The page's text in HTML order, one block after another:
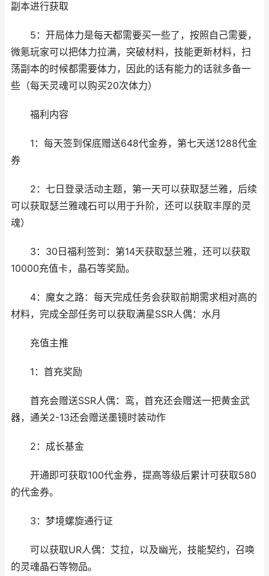
副本进行获取
5：开局体力是每天都需要买一些了，按照自己需要，
微氪玩家可以把体力拉满，突破材料，技能更新材料，扫
荡副本的时候都需要体力，因此的话有能力的话就多备一
些（每天灵魂可以购买20次体力）
福利内容
1：每天签到保底赠送648代金券，第七天送1288代金
券
2：七日登录活动主题，第一天可以获取瑟兰雅，后续
可以获取瑟兰雅魂石可以用于升阶，还可以获取丰厚的灵
魂）
3：30日福利签到：第14天获取瑟兰雅，还可以获取
10000充值卡，晶石等奖励。
4：魔女之路：每天完成任务会获取前期需求相对高的
材料，完成全部任务可以获取满星SSR人偶：水月
充值主推
1：首充奖励
首充会赠送SSR人偶：鸾，首充还会赠送一把黄金武
器，通关2-13还会赠送墨镜时装动作
2：成长基金
开通即可获取100代金券，提高等级后累计可获取580
的代金券。
3：梦境螺旋通行证
可以获取UR人偶：艾拉，以及幽光，技能契约，召唤
的灵魂晶石等物品。